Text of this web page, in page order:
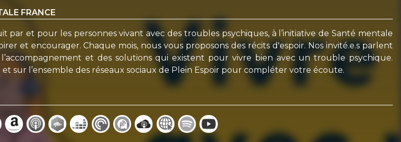
FRANCE
et pour les personnes vivant avec des troubles psychiques, à l’initiative de Santé mentale
et encourager. Chaque mois, nous vous proposons des récits d'espoir. Nos invité.e.s parlent
et des solutions qui existent pour vivre bien avec un trouble psychique.
sur l’ensemble des réseaux sociaux de Plein Espoir pour compléter votre écoute.